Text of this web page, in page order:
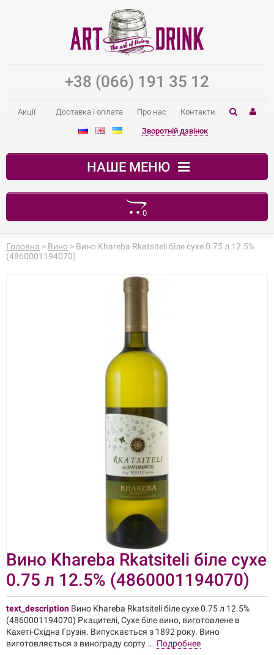
+38 (066) 191 35 12
Акції Доставка і оплата Про нас Контакти
Зворотній дзвінок
НАШЕ МЕНЮ
0
Ваш кошик порожній
Головна > Вино > Вино Khareba Rkatsiteli біле сухе 0.75 л 12.5% ​​
(4860001194070)
Вино Khareba Rkatsiteli біле сухе
0.75 л 12.5% ​​(4860001194070)
text_description Вино Khareba Rkatsiteli біле сухе 0.75 л 12.5% ​​
(4860001194070) Ркацителі, Сухе біле вино, виготовлене в
Кахеті-Східна Грузія. Випускається з 1892 року. Вино
виготовляється з винограду сорту ... Подробнее